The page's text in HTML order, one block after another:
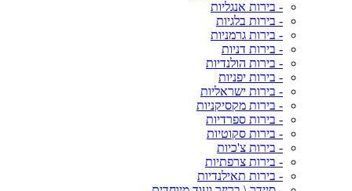
- בירות אנגליות
- בירות בלגיות
- בירות גרמניות
- בירות דניות
- בירות הולנדיות
- בירות יפניות
- בירות ישראליות
- בירות מקסיקניות
- בירות ספרדיות
- בירות סקוטיות
- בירות צ'כיות
- בירות צרפתיות
- בירות תאילנדיות